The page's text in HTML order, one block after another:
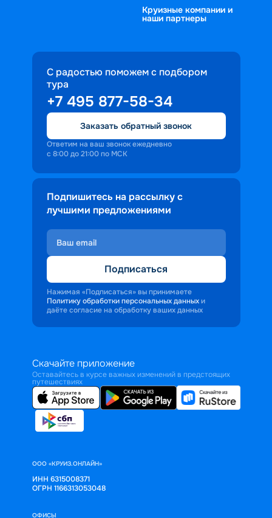
Круизные компании и
наши партнеры
С радостью поможем с подбором
тура
+7 495 877-58-34
Заказать обратный звонок
Ответим на ваш звонок ежедневно
с 8:00 до 21:00 по МСК
Подпишитесь на рассылку с
лучшими предложениями
Подписаться
Нажимая «Подписаться» вы принимаете
Политику обработки персональных данных и
даёте согласие на обработку ваших данных
Скачайте приложение
Оставайтесь в курсе важных изменений в предстоящих
путешествиях
ООО «КРУИЗ.ОНЛАЙН»
ИНН 6315008371
ОГРН 1166313053048
ОФИСЫ